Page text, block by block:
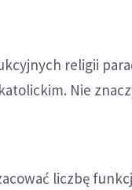
religii
Nie
liczbę